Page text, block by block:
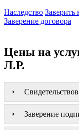
Наследство Заверить
Заверение договора
Цены на
Л.Р.
Заверение